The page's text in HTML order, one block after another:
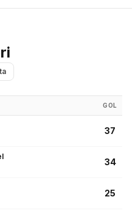
GOL
37
34
25